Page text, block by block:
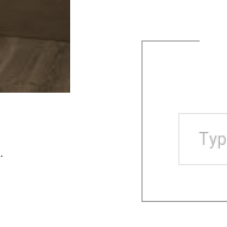
Search